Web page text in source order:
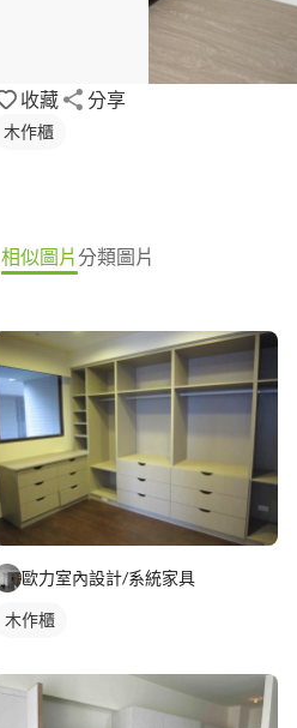
收藏 分享
木作櫃
相似圖片分類圖片
歐力室內設計/系統家具
木作櫃